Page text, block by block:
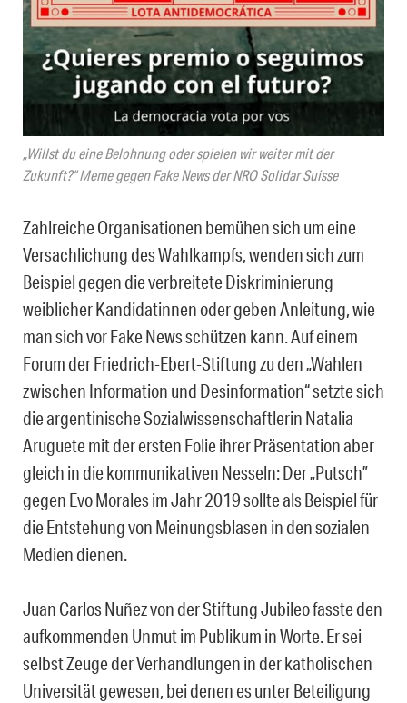
„Willst du eine Belohnung oder spielen wir weiter mit der
Zukunft?“ Meme gegen Fake News der NRO Solidar Suisse
Zahlreiche Organisationen bemühen sich um eine
Versachlichung des Wahlkampfs, wenden sich zum
Beispiel gegen die verbreitete Diskriminierung
weiblicher Kandidatinnen oder geben Anleitung, wie
man sich vor Fake News schützen kann. Auf einem
Forum der Friedrich-Ebert-Stiftung zu den „Wahlen
zwischen Information und Desinformation“ setzte sich
die argentinische Sozialwissenschaftlerin Natalia
Aruguete mit der ersten Folie ihrer Präsentation aber
gleich in die kommunikativen Nesseln:Der „Putsch”
gegen Evo Morales im Jahr 2019 sollte als Beispiel für
die Entstehung von Meinungsblasen in den sozialen
Medien dienen.
Juan CarlosNuñez von der Stiftung Jubileo fasste den
aufkommenden Unmut im Publikum in Worte. Er sei
selbstZeuge derVerhandlungen in der katholischen
Universität gewesen, bei denen es unter Beteiligung